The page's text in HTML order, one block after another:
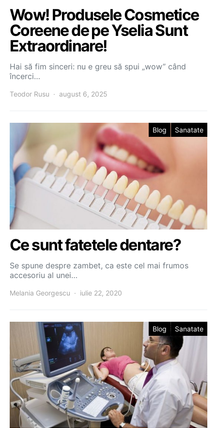
Wow! Produsele Cosmetice
Coreene de pe Yselia Sunt
Extraordinare!
Hai să fim sinceri: nu e greu să spui „wow” când
încerci…
Teodor Rusu august 6, 2025
Blog Sanatate
Ce sunt fatetele dentare?
Se spune despre zambet, ca este cel mai frumos
accesoriu al unei…
Melania Georgescu iulie 22, 2020
Blog Sanatate